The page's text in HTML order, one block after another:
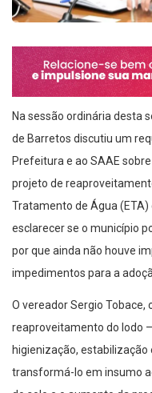
Na sessão ordinária desta
de Barretos discutiu um
Prefeitura e ao SAAE
projeto de
Tratamento de Água (ETA)
esclarecer se o município
por que ainda não houve
impedimentos para a
O vereador Sergio Tobace,
reaproveitamento do lodo
higienização,
transformá-lo em insumo